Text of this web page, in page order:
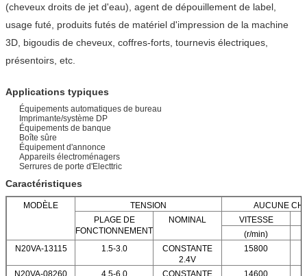
(cheveux droits de jet d'eau), agent de dépouillement de label,
usage futé, produits futés de matériel d'impression de la machine
3D, bigoudis de cheveux, coffres-forts, tournevis électriques,
présentoirs, etc.
Applications typiques
Équipements automatiques de bureau
Imprimante/système DP
Équipements de banque
Boîte sûre
Équipement d'annonce
Appareils électroménagers
Serrures de porte d'Electtric
Caractéristiques
MODÈLE TENSION
AUCUNE
PLAGE DE
FONCTIONNEMENT
NOMINAL VITESSE
(r/min)
N20VA-13115
1.5-3.0
CONSTANTE
2.4V
15800
N20VA-08260 4.5-6.0
CONSTANTE
14600